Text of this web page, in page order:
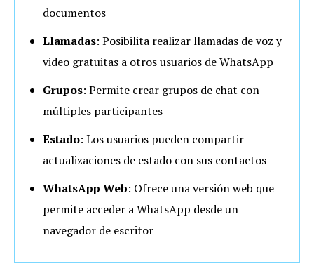
documentos
Llamadas: Posibilita realizar llamadas de voz y
video gratuitas a otros usuarios de WhatsApp
Grupos: Permite crear grupos de chat con
múltiples participantes
Estado: Los usuarios pueden compartir
actualizaciones de estado con sus contactos
WhatsApp Web: Ofrece una versión web que
permite acceder a WhatsApp desde un
navegador de escritor